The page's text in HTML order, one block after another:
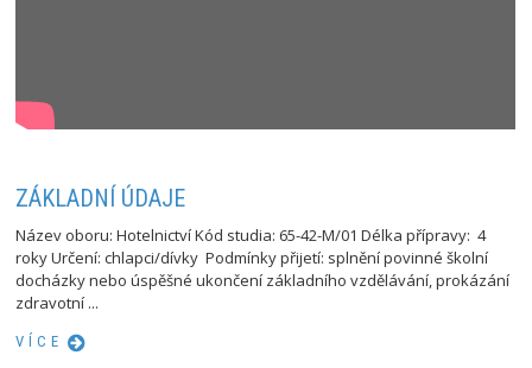
ZÁKLADNÍ ÚDAJE
Název oboru: Hotelnictví Kód studia: 65-42-M/01 Délka přípravy: 4
roky Určení: chlapci/dívky Podmínky přijetí: splnění povinné školní
docházky nebo úspěšné ukončení základního vzdělávání, prokázání
zdravotní ...
VÍCE